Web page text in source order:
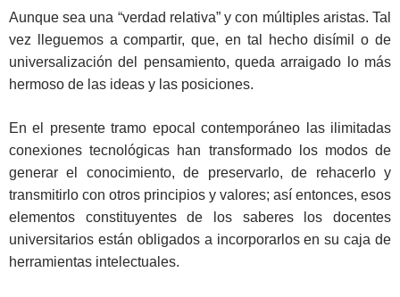
Aunque sea una “verdad relativa” y con múltiples aristas. Tal
vez lleguemos a compartir, que, en tal hecho disímil o de
universalización del pensamiento, queda arraigado lo más
hermoso de las ideas y las posiciones.
En el presente tramo epocal contemporáneo las ilimitadas
conexiones tecnológicas han transformado los modos de
generar el conocimiento, de preservarlo, de rehacerlo y
transmitirlo con otros principios y valores; así entonces, esos
elementos constituyentes de los saberes los docentes
universitarios están obligados a incorporarlos en su caja de
herramientas intelectuales.